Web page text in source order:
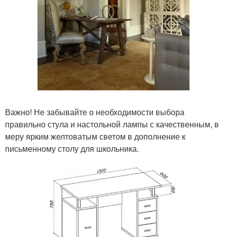
Важно! Не забывайте о необходимости выбора
правильно стула и настольной лампы с качественным, в
меру ярким желтоватым светом в дополнение к
письменному столу для школьника.